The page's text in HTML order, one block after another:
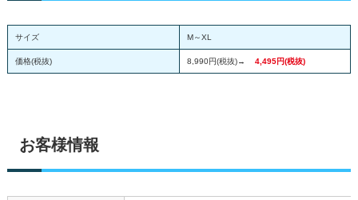
サイズ M～XL
価格(税抜) 8,990円(税抜)→ 4,495円(税抜)
お客様情報